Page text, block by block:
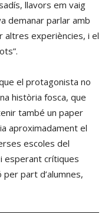
llavors em vaig
demanar parlar amb
altres experiències, i el
el protagonista no
història fosca, que
també un paper
aproximadament el
escoles del
esperant crítiques
part d’alumnes,